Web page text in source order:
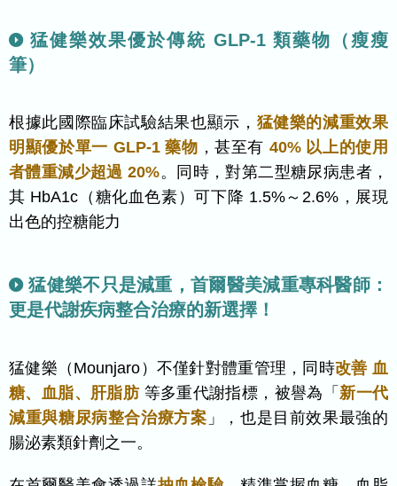
猛健樂效果優於傳統 GLP-1 類藥物（瘦瘦
筆）
根據此國際臨床試驗結果也顯示， 猛健樂的減重效果
明顯優於單一 GLP-1 藥物 ，甚至有 40% 以上的使用
者體重減少超過 20%。同時，對第二型糖尿病患者，
其 HbA1c（糖化血色素）可下降 1.5%～2.6%，展現
出色的控糖能力
猛健樂不只是減重，首爾醫美減重專科醫師：
更是代謝疾病整合治療的新選擇！
猛健樂（Mounjaro）不僅針對體重管理，同時改善 血
糖、血脂、肝脂肪等多重代謝指標，被譽為「 新一代
減重與糖尿病整合治療方案 」，也是目前效果最強的
腸泌素類針劑之一。